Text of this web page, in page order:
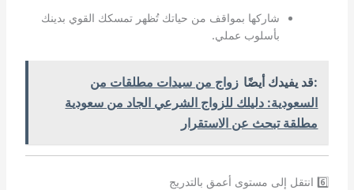
شاركها بمواقف من حياتك تُظهر تمسكك القوي بدينك
بأسلوب عملي.
:قد يفيدك أيضًا زواج من سيدات مطلقات من
السعودية: دليلك للزواج الشرعي الجاد من سعودية
مطلقة تبحث عن الاستقرار
6️⃣ انتقل إلى مستوى أعمق بالتدريج